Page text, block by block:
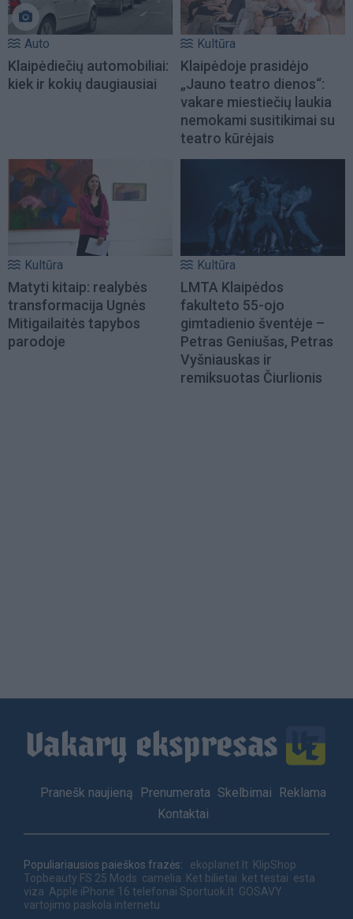
Auto
Klaipėdiečių automobiliai:
kiek ir kokių daugiausiai
Kultūra
Klaipėdoje prasidėjo
„Jauno teatro dienos“:
vakare miestiečių laukia
nemokami susitikimai su
teatro kūrėjais
Kultūra
Matyti kitaip: realybės
transformacija Ugnės
Mitigailaitės tapybos
parodoje
Kultūra
LMTA Klaipėdos
fakulteto 55-ojo
gimtadienio šventėje –
Petras Geniušas, Petras
Vyšniauskas ir
remiksuotas Čiurlionis
Footer
Pranešk naujieną Prenumerata Skelbimai
Reklama
Kontaktai
Populiariausios paieškos frazės: ekoplanet.lt KlipShop
Topbeauty FS 25 Mods camelia Ket bilietai ket testai esta
viza Apple iPhone 16 telefonai Sportuok.lt GOSAVY
vartojimo paskola internetu